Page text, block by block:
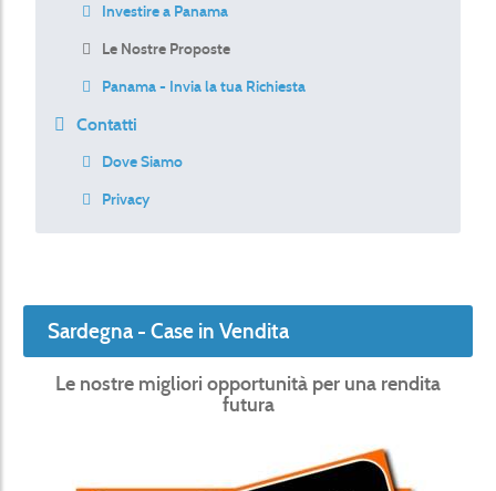
Investire a Panama
Le Nostre Proposte
Panama - Invia la tua Richiesta
Contatti
Dove Siamo
Privacy
Sardegna - Case in Vendita
Le nostre migliori opportunità per una rendita
futura